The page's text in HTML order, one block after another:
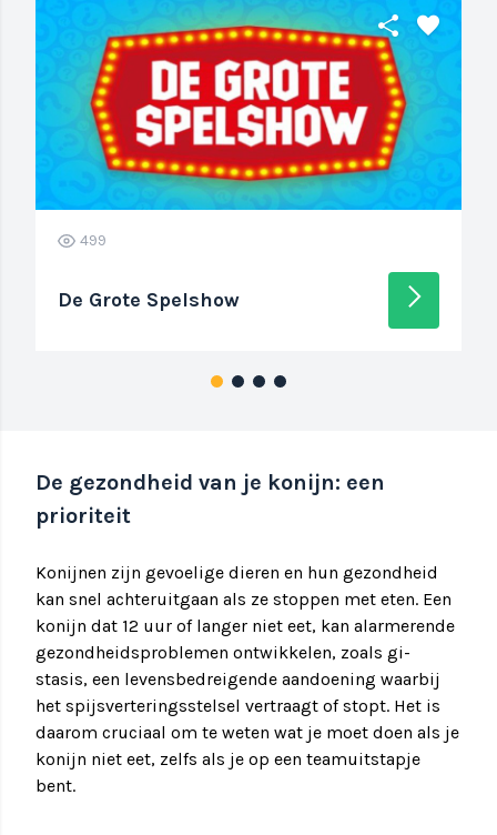
499
De Grote Spelshow arrow_forward_ios
share favorite
De gezondheid van je konijn: een
prioriteit
Konijnen zijn gevoelige dieren en hun gezondheid
kan snel achteruitgaan als ze stoppen met eten. Een
konijn dat 12 uur of langer niet eet, kan alarmerende
gezondheidsproblemen ontwikkelen, zoals gi-
stasis, een levensbedreigende aandoening waarbij
het spijsverteringsstelsel vertraagt of stopt. Het is
daarom cruciaal om te weten wat je moet doen als je
konijn niet eet, zelfs als je op een teamuitstapje
bent.